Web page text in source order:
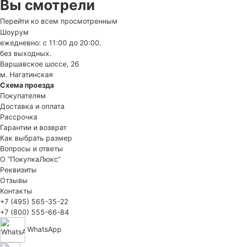
Вы смотрели
Перейти ко всем просмотренным
Шоурум
ежедневно: с 11:00 до 20:00.
без выходных.
Варшавское шоссе, 26
м. Нагатинская
Схема проезда
Покупателям
Доставка и оплата
Рассрочка
Гарантии и возврат
Как выбрать размер
Вопросы и ответы
О “ПокупкаЛюкс”
Реквизиты
Отзывы
Контакты
+7 (495) 565-35-22
+7 (800) 555-66-84
WhatsApp